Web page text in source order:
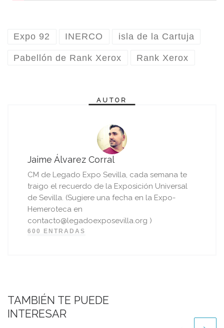
Expo 92 INERCO isla de la Cartuja
Pabellón de Rank Xerox Rank Xerox
AUTOR
Jaime Álvarez Corral
CM de Legado Expo Sevilla, cada semana te
traigo el recuerdo de la Exposición Universal
de Sevilla. (Sugiere una fecha en la Expo-
Hemeroteca en
contacto@legadoexposevilla.org )
600 ENTRADAS
TAMBIÉN TE PUEDE
INTERESAR